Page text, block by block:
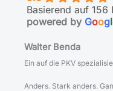
Basierend auf 156
powered by Googl
Walter Benda
Ein auf die PKV
Anders. Stark anders.